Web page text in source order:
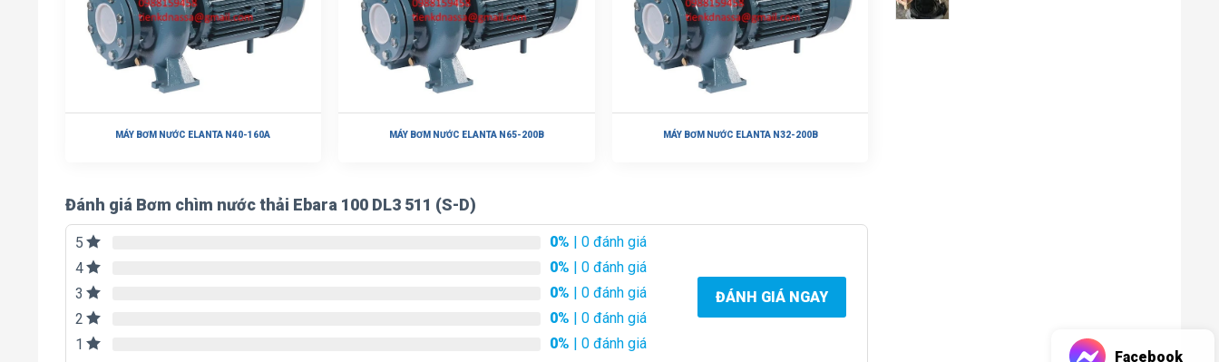
MÁY BƠM NƯỚC ELANTA N40-160A MÁY BƠM NƯỚC ELANTA N65-200B MÁY BƠM NƯỚC ELANTA N32-200B
Đánh giá Bơm chìm nước thải Ebara 100 DL3 511 (S-D)
5 0% | 0 đánh giá
4
0% | 0 đánh giá
3
0% | 0 đánh giá
2
0% | 0 đánh giá
1
0% | 0 đánh giá
ĐÁNH GIÁ NGAY
Facebook